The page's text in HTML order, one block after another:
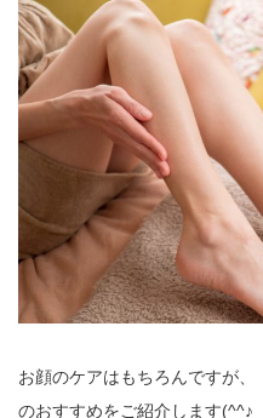
お顔のケアはもちろんですが
のおすすめをご紹介します(^^♪